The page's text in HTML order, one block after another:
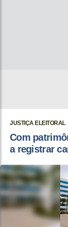
JUSTIÇA ELEITORAL
Com
a registrar